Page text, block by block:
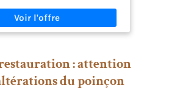
DE NETTOYAGE POUR OR ET
utilisant le chiffon de nettoyage
un éclat éclatant. Nos chiffons
chiffon mesure 5"x7" NETTOYANT
: attention
du poinçon